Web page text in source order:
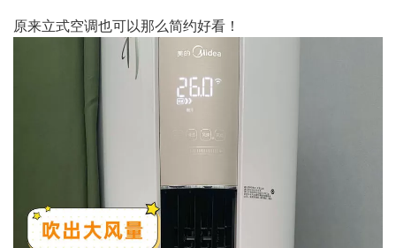
原来立式空调也可以那么简约好看！